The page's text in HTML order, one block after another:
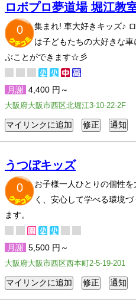
ロボプロ夢道場 堀江教
0
集まれ! 車大好きキッズ♪
は子どもたちの大好きな
ぶことができます☆彡
月謝 4,400 円～
大阪府大阪市西区北堀江3-10-22-2F
うつぼキッズ
0
お子様一人ひとりの個性を
く、安心して学べる環境
ます。
月謝 5,500 円～
大阪府大阪市西区西本町2-5-19-201